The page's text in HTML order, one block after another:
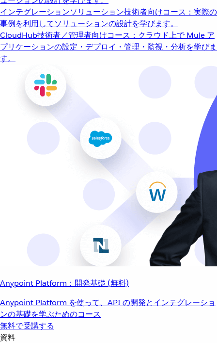
インテグレーションソリューション技術者向けコース：実際の
事例を利用してソリューションの設計を学びます。
CloudHub技術者／管理者向けコース：クラウド上で Mule ア
プリケーションの設定・デプロイ・管理・監視・分析を学びま
す。
Anypoint Platform：開発基礎 (無料)
Anypoint Platform を使って、API の開発とインテグレーショ
ンの基礎を学ぶためのコース
無料で受講する
資料